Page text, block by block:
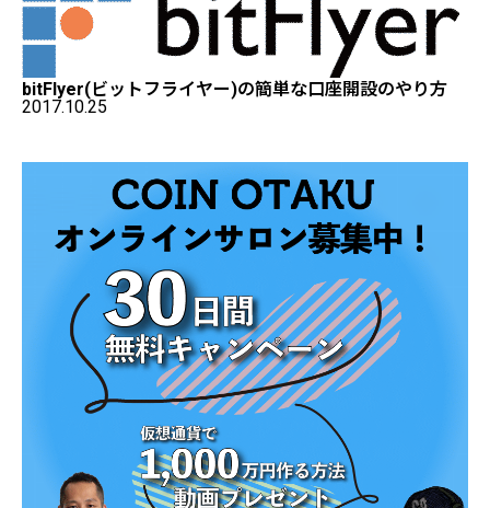
bitFlyer(ビットフライヤー)の簡単な口座開設のやり方
2017.10.25